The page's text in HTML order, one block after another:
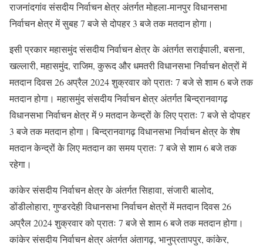
राजनांदगांव संसदीय निर्वाचन क्षेत्र अंतर्गत मोहला-मानपुर विधानसभा
निर्वाचन क्षेत्र में सुबह 7 बजे से दोपहर 3 बजे तक मतदान होगा।
इसी प्रकार महासमुंद संसदीय निर्वाचन क्षेत्र के अंतर्गत सराईपाली, बसना,
खल्लारी, महासमुंद, राजिम, कुरूद और धमतरी विधानसभा निर्वाचन क्षेत्रों में
मतदान दिवस 26 अप्रैल 2024 शुक्रवार को प्रातः 7 बजे से शाम 6 बजे तक
मतदान होगा। महासमुंद संसदीय निर्वाचन क्षेत्र अंतर्गत बिन्द्रानवागढ़
विधानसभा निर्वाचन क्षेत्र में 9 मतदान केन्द्रों के लिए प्रातः 7 बजे से दोपहर
3 बजे तक मतदान होगा। बिन्द्रानवागढ़ विधानसभा निर्वाचन क्षेत्र के शेष
मतदान केन्द्रों के लिए मतदान का समय प्रातः 7 बजे से शाम 6 बजे तक
रहेगा।
कांकेर संसदीय निर्वाचन क्षेत्र के अंतर्गत सिहावा, संजारी बालोद,
डोंडीलोहारा, गुण्डरदेही विधानसभा निर्वाचन क्षेत्रों में मतदान दिवस 26
अप्रैल 2024 शुक्रवार को प्रातः 7 बजे से शाम 6 बजे तक मतदान होगा।
कांकेर संसदीय निर्वाचन क्षेत्र अंतर्गत अंतागढ़, भानुप्रतापपुर, कांकेर,